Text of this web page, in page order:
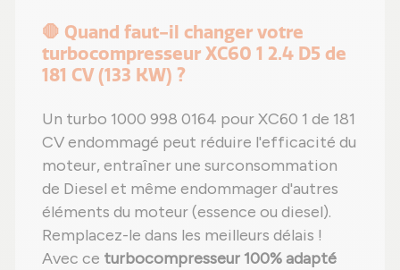
🛑 Quand faut-il changer votre
turbocompresseur XC60 1 2.4 D5 de
181 CV (133 KW) ?
Un turbo 1000 998 0164 pour XC60 1 de 181
CV endommagé peut réduire l'efficacité du
moteur, entraîner une surconsommation
de Diesel et même endommager d'autres
éléments du moteur (essence ou diesel).
Remplacez-le dans les meilleurs délais !
Avec ce turbocompresseur 100% adapté